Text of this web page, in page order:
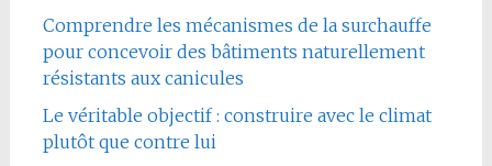
Comprendre les mécanismes de la surchauffe
pour concevoir des bâtiments naturellement
résistants aux canicules
Le véritable objectif : construire avec le climat
plutôt que contre lui